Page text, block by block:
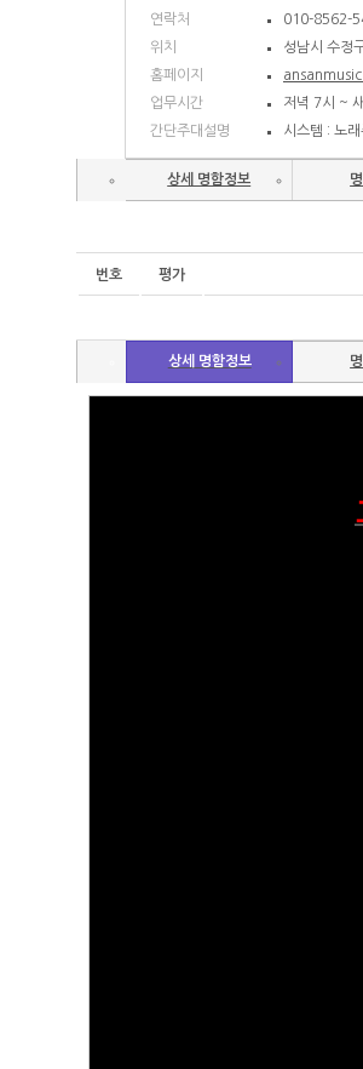
연락처
010-8562-
위치
성남시 수정
홈페이지
업무시간
저녁 7시 ~
간단주대설명
시스템 : 노
상세 명함정보
번호 평가
상세 명함정보